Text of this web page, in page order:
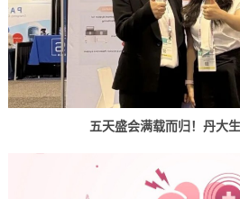
五天盛会满载而归！丹大